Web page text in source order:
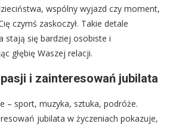
wspólny wyjazd czy moment,
czymś zaskoczył. Takie detale
stają się bardziej osobiste i
głębię Waszej relacji.
i zainteresowań jubilata
– sport, muzyka, sztuka, podróże.
jubilata w życzeniach pokazuje,